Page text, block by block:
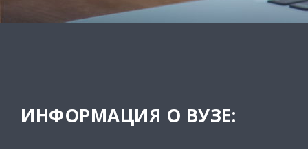
ИНФОРМАЦИЯ О ВУЗЕ: